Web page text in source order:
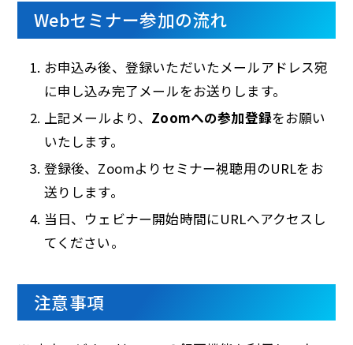
Webセミナー参加の流れ
お申込み後、登録いただいたメールアドレス宛
に申し込み完了メールをお送りします。
上記メールより、 Zoomへの参加登録をお願い
いたします。
登録後、Zoomよりセミナー視聴用のURLをお
送りします。
当日、ウェビナー開始時間にURLへアクセスし
てください。
注意事項